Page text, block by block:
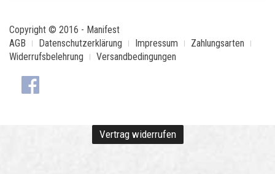
Copyright © 2016 - Manifest
AGB
Datenschutzerklärung Impressum
Zahlungsarten
Widerrufsbelehrung
Versandbedingungen
Vertrag widerrufen